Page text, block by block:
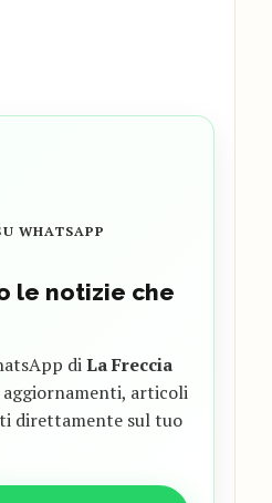
WHATSAPP
le notizie che
diLa Freccia
aggiornamenti, articoli
direttamente sul tuo